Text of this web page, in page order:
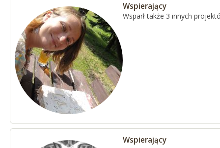
Wspierający
Wsparł także 3 innych
Wspierający